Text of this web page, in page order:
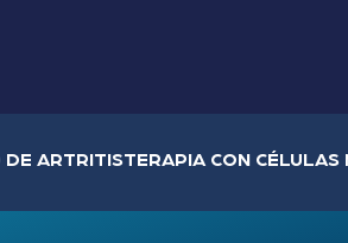
DE ARTRITISTERAPIA CON CÉLULAS